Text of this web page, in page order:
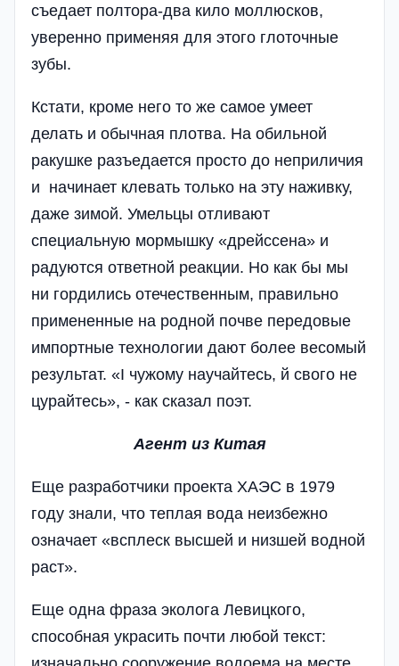
съедает полтора-два кило моллюсков,
уверенно применяя для этого глоточные
зубы.
Кстати, кроме него то же самое умеет
делать и обычная плотва. На обильной
ракушке разъедается просто до неприличия
и начинает клевать только на эту наживку,
даже зимой. Умельцы отливают
специальную мормышку «дрейссена» и
радуются ответной реакции. Но как бы мы
ни гордились отечественным, правильно
примененные на родной почве передовые
импортные технологии дают более весомый
результат. «І чужому научайтесь, й свого не
цурайтесь», - как сказал поэт.
Агент из Китая
Еще разработчики проекта ХАЭС в 1979
году знали, что теплая вода неизбежно
означает «всплеск высшей и низшей водной
раст».
Еще одна фраза эколога Левицкого,
способная украсить почти любой текст: